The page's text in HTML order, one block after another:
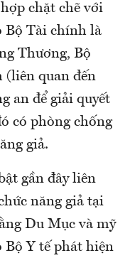
chặt chẽ với
Bộ Tài chính là
Thương, Bộ
(liên quan đến
an để giải quyết
có phòng chống
giả.
gần đây liên
năng giả tại
Du Mục và mỹ
Bộ Y tế phát hiện